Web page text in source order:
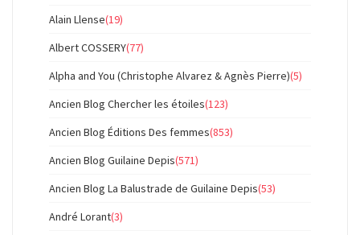
Alain Llense(19)
Albert COSSERY(77)
Alpha and You (Christophe Alvarez & Agnès Pierre)(5)
Ancien Blog Chercher les étoiles(123)
Ancien Blog Éditions Des femmes(853)
Ancien Blog Guilaine Depis(571)
Ancien Blog La Balustrade de Guilaine Depis(53)
André Lorant(3)